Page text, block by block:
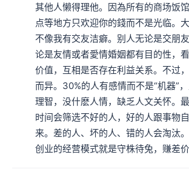
其他人懒得理他。因為所有的商场饭
点等地方只欢迎你的錢而不是光临。
不像我有交友洁癖。别人无论是交朋
论是友情或者愛情婚姻都有目的性，
价值，互相是否存在利益关系。不过
而异。30%的人有感情而不是“机器”
理智，没什麽人情，缺乏人文关怀。最
时间会筛选不好的人，好的人跟事物
来。差的人、坏的人、错的人会淘汰
创业的经营模式就是守株待兔，赚差价